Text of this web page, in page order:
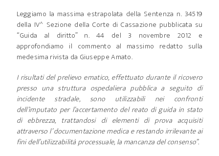
Leggiamo la massima estrapolata della Sentenza n. 34519
della IV^ Sezione della Corte di Cassazione pubblicata su
“Guida al diritto” n. 44 del 3 novembre 2012 e
approfondiamo il commento al massimo redatto sulla
medesima rivista da Giuseppe Amato.
I risultati del prelievo ematico, effettuato durante il ricovero
presso una struttura ospedaliera pubblica a seguito di
incidente stradale, sono utilizzabili nei confronti
dell’imputato per l’accertamento del reato di guida in stato
di ebbrezza, trattandosi di elementi di prova acquisiti
attraverso l’ documentazione medica e restando irrilevante ai
fini dell’utilizzabilità processuale, la mancanza del consenso”.